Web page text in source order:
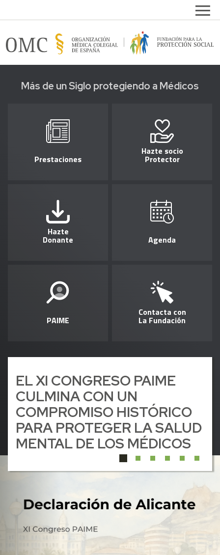
Más de un Siglo protegiendo a Médicos
Prestaciones
Hazte socio
Protector
Hazte
Donante Agenda
PAIME
Contacta con
La Fundación
EL XI CONGRESO PAIME
CULMINA CON UN
COMPROMISO HISTÓRICO
PARA PROTEGER LA SALUD
MENTAL DE LOS MÉDICOS